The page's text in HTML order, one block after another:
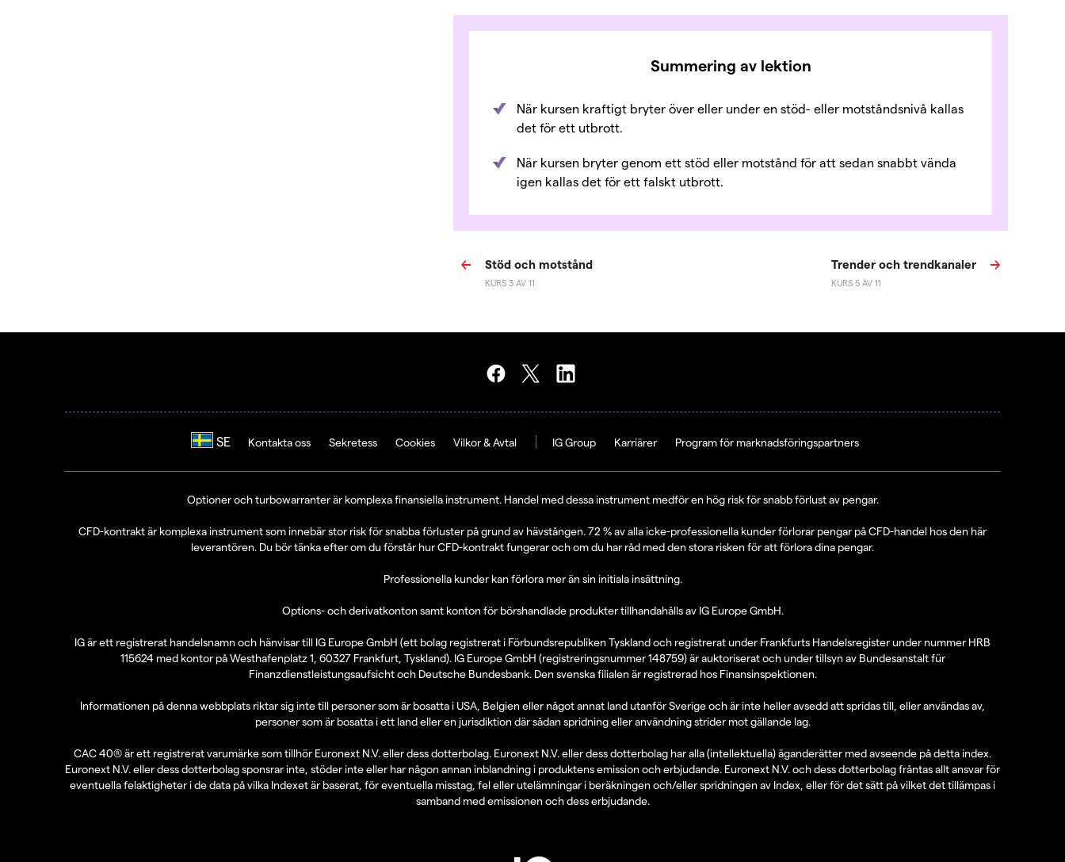
Summering av lektion
När kursen kraftigt bryter över eller under en stöd- eller motståndsnivå kallas
det för ett utbrott.
När kursen bryter genom ett stöd eller motstånd för att sedan snabbt vända
igen kallas det för ett falskt utbrott.
Stöd och motstånd
KURS 3 AV 11
Trender och trendkanaler
KURS 5 AV 11
Kontakta oss Sekretess Cookies Vilkor & Avtal IG Group Karriärer Program för marknadsföringspartners
Optioner och turbowarranter är komplexa finansiella instrument. Handel med dessa instrument medför en hög risk för snabb förlust av pengar.
CFD-kontrakt är komplexa instrument som innebär stor risk för snabba förluster på grund av hävstången. 72 % av alla icke-professionella kunder förlorar pengar på CFD-handel hos den här
leverantören. Du bör tänka efter om du förstår hur CFD-kontrakt fungerar och om du har råd med den stora risken för att förlora dina pengar.
Professionella kunder kan förlora mer än sin initiala insättning.
Options- och derivatkonton samt konton för börshandlade produkter tillhandahålls av IG Europe GmbH.
IG är ett registrerat handelsnamn och hänvisar till IG Europe GmbH (ett bolag registrerat i Förbundsrepubliken Tyskland och registrerat under Frankfurts Handelsregister under nummer HRB
115624 med kontor på Westhafenplatz 1, 60327 Frankfurt, Tyskland). IG Europe GmbH (registreringsnummer 148759) är auktoriserat och under tillsyn av Bundesanstalt für
Finanzdienstleistungsaufsicht och Deutsche Bundesbank. Den svenska filialen är registrerad hos Finansinspektionen.
Informationen på denna webbplats riktar sig inte till personer som är bosatta i USA, Belgien eller något annat land utanför Sverige och är inte heller avsedd att spridas till, eller användas av,
personer som är bosatta i ett land eller en jurisdiktion där sådan spridning eller användning strider mot gällande lag.
CAC 40® är ett registrerat varumärke som tillhör Euronext N.V. eller dess dotterbolag. Euronext N.V. eller dess dotterbolag har alla (intellektuella) äganderätter med avseende på detta index.
Euronext N.V. eller dess dotterbolag sponsrar inte, stöder inte eller har någon annan inblandning i produktens emission och erbjudande. Euronext N.V. och dess dotterbolag fråntas allt ansvar för
eventuella felaktigheter i de data på vilka Indexet är baserat, för eventuella misstag, fel eller utelämningar i beräkningen och/eller spridningen av Index, eller för det sätt på vilket det tillämpas i
samband med emissionen och dess erbjudande.